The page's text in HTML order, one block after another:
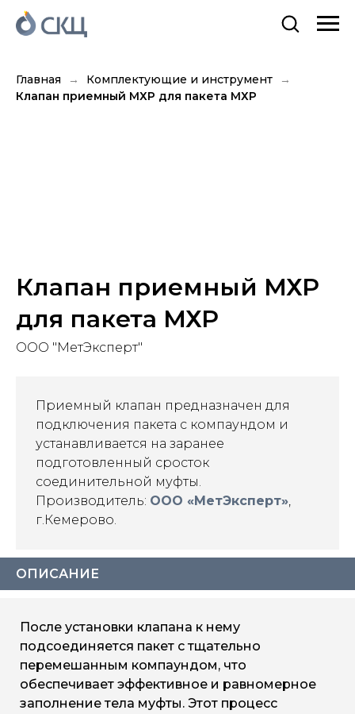
Главная
Комплектующие и инструмент
Клапан приемный МХР для пакета МХР
Клапан приемный МХР
для пакета МХР
ООО "МетЭксперт"
Приемный клапан предназначен для
подключения пакета с компаундом и
устанавливается на заранее
подготовленный сросток
соединительной муфты.
Производитель: ООО «МетЭксперт»,
г.Кемерово.
ОПИСАНИЕ
После установки клапана к нему
подсоединяется пакет с тщательно
перемешанным компаундом, что
обеспечивает эффективное и равномерное
заполнение тела муфты. Этот процесс